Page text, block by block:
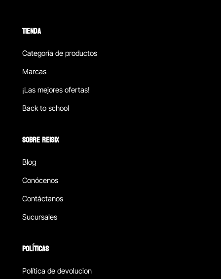
TIENDA
Categoría de productos
Marcas
¡Las mejores ofertas!
Back to school
SOBRE REISIX
Blog
Conócenos
Contáctanos
Sucursales
POLÍTICAS
Política de devolucion